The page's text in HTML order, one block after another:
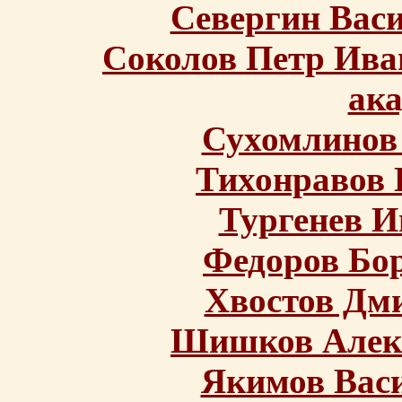
Севергин
Соколов Петр
Тургенев
Федоров
Хвостов
Шишков
Якимов